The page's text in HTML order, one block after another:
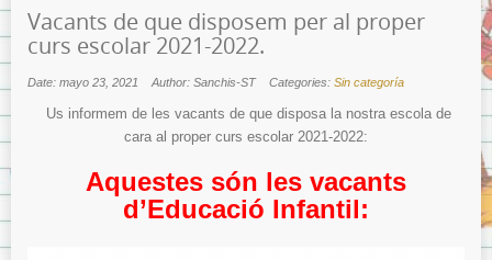
Contacta amb nosaltres…
Sobre la Protecció de Dades.
Banc de Llibres
Llibres de text Curs 2023-2024 i Llistats de Materials Escolars
Normes del menjador.
Vacants de que disposem per al proper
curs escolar 2021-2022.
Date: mayo 23, 2021 Author: Sanchis-ST Categories: Sin categoría
Us informem de les vacants de que disposa la nostra escola de
cara al proper curs escolar 2021-2022:
Aquestes són les vacants
d’Educació Infantil: